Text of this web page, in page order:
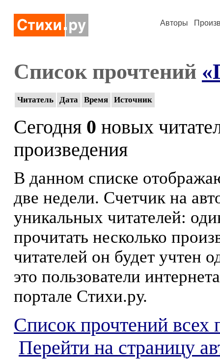
Авторы
Список прочтений
Читатель Дата Время Источник
Сегодня 0 новых
произведения
В данном списке
две недели. Счетчик на
уникальных читателей:
прочитать несколько
читателей он будет учтен
это пользователи
портале Стихи.ру.
Список прочтений всех
Перейти на страницу